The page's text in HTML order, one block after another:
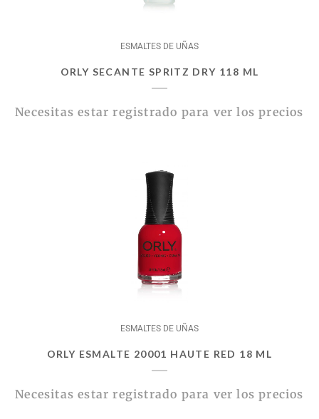
ESMALTES DE UÑAS
ORLY SECANTE SPRITZ DRY 118 ML
Necesitas estar registrado para ver los precios
ESMALTES DE UÑAS
ORLY ESMALTE 20001 HAUTE RED 18 ML
Necesitas estar registrado para ver los precios